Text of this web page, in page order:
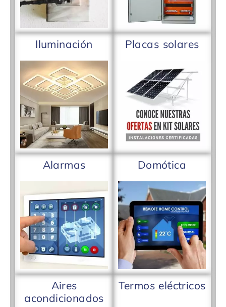
Iluminación Placas solares
Alarmas Domótica
Aires
acondicionados
Termos eléctricos